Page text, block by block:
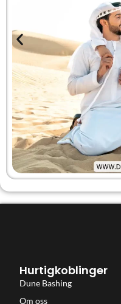
Hurtigkoblinger
Dune Bashing
Om oss